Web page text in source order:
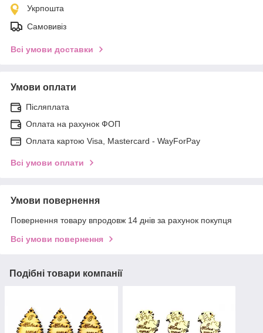
Укрпошта
Самовивіз
Всі умови доставки
Умови оплати
Післяплата
Оплата на рахунок ФОП
Оплата картою Visa, Mastercard - WayForPay
Всі умови оплати
Умови повернення
Повернення товару впродовж 14 днів за рахунок покупця
Всі умови повернення
Подібні товари компанії